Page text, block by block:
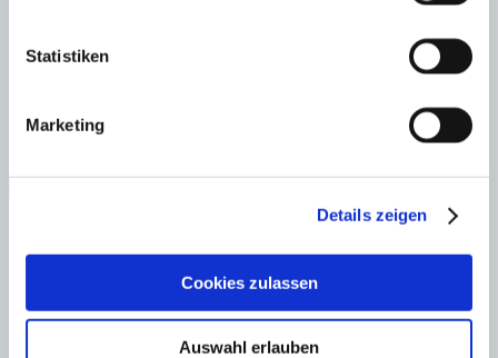
Statistiken
Marketing
Details zeigen
Cookies zulassen
Auswahl erlauben
OFICINA PORT ANDRATX | Matthias Neumann
Haftungs- und Courtageklausel